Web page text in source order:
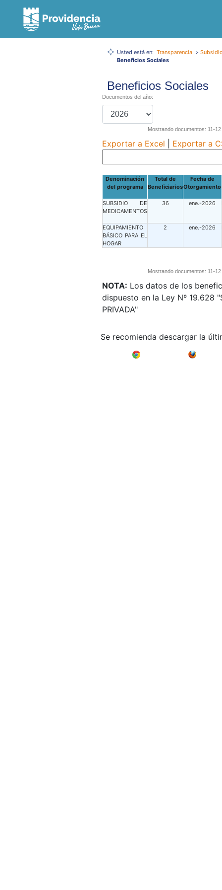
Usted está en: Transparencia >
Beneficios Sociales
Beneficios Sociales
Documentos del año:
Mostrando documentos: 11-
Exportar a Excel Exportar a
Denominación
del programa
Total de
Beneficiarios
Fecha de
Otorgamiento
SUBSIDIO DE
MEDICAMENTOS
36 ene.-2026
EQUIPAMIENTO
BÁSICO PARA EL
HOGAR
2 ene.-2026
Mostrando documentos: 11-
NOTA: Los datos de los
dispuesto en la Ley Nº 19.628
PRIVADA"
Se recomienda descargar la